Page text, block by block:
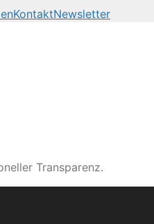
KontaktNewsletter
Transparenz.